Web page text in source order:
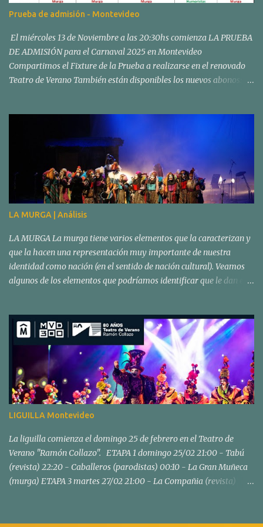
Prueba de admisión - Montevideo
El miércoles 13 de Noviembre a las 20:30hs comienza LA PRUEBA
DE ADMISIÓN para el Carnaval 2025 en Montevideo
Compartimos el Fixture de la Prueba a realizarse en el renovado
Teatro de Verano También están disponibles los nuevos abonos:
esq. Av. Joaquín Suárez, de 11:00 a 16:00 hs. Esos días estarán
reservados para quienes deseen renovar sus lugares del Carnaval
2024. El lunes 04 de noviembre, también en nuestra sede social,
comenzará la venta libre para nuevos abonados, de 13:00 a 17:00.
PRECIOS: 3 Ruedas: Sector B: $20.000 Sector A y C: $19.000 1º y 2º
Rueda: Sector B: $16.000 Sector A y C: $15.000 Abonos Platea
Media Tres Ruedas: $ 11.000 FORMAS DE PAGO: Efectivo Mercado
Pago: Hasta 12 cuotas Tarjetas Cabal: Hasta 12 cuotas Tarjetas de
débito: Visa y Maestro Tarjetas de crédito: Hasta 6...
LA MURGA | Análisis
LA MURGA La murga tiene varios elementos que la caracterizan y
que la hacen una representación muy importante de nuestra
identidad como nación (en el sentido de nación cultural). Veamos
algunos de los elementos que podríamos identificar que le dan esa
uruguayos. Realicemos una lista de características que
profundizaremos más adelante: ES COLECTIVO , se constituye en
un grupo ES UN LUGAR DE CREACIÓN y que se RECREA
continuamente ES UNA REPRESENTACIÓN ARTÍSTICA (que
incluye música, textos, artes de escenario teatral) ES POPULAR
(del pueblo, para el pueblo y en todos los pueblos) TIENE
HISTORIA Y TRADICIÓN Es considerado con una VISIÓN MUY
POSITIVA por la sociedad en general INCLUYE PASIÓN , afiliación
y pertenencia a un grupo (se constituyen hinchadas) ES
ORIGINARIA , en la transformación y convergenci...
LIGUILLA Montevideo
La liguilla comienza el domingo 25 de febrero en el Teatro de
Verano "Ramón Collazo". ETAPA 1 domingo 25/02 21:00 - Tabú
(revista) 22:20 - Caballeros (parodistas) 00:10 - La Gran Muñeca
(murga) ETAPA 3 martes 27/02 21:00 - La Compañia (revista)
lubolos) 22:25 - Fantoches (humoristas) 23:50 - Nos Obligan a